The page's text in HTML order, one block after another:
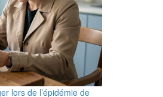
lors de l’épidémie de